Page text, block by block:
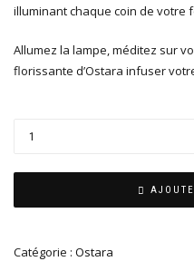
illuminant chaque coin de votre
Allumez la lampe, méditez sur
florissante d’Ostara infuser
Catégorie : Ostara